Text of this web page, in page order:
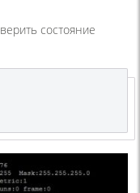
состояние